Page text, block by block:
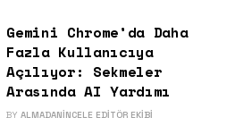
Gemini Chrome’da Daha
Fazla Kullanıcıya
Açılıyor: Sekmeler
Arasında AI Yardımı
BY ALMADANINCELE EDITÖR EKIBI